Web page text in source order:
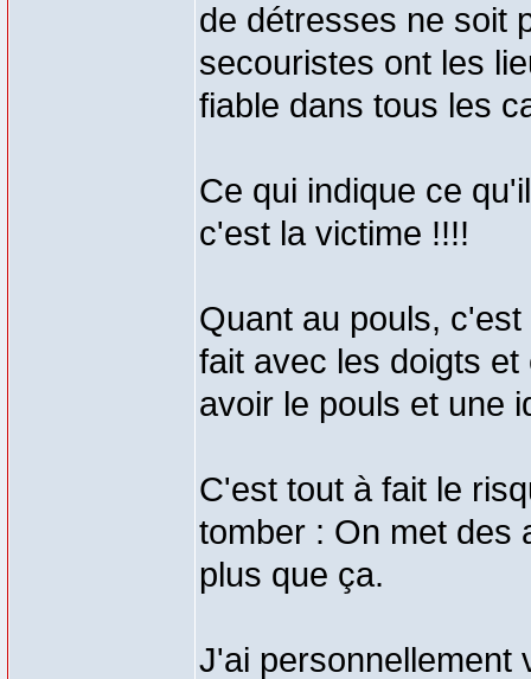
de détresses ne soit
secouristes ont les
fiable dans tous les
Ce qui indique ce
c'est la victime !!!!
Quant au pouls,
fait avec les doigts
avoir le pouls et une
C'est tout à fait le
tomber : On met des
plus que ça.
J'ai personnellement